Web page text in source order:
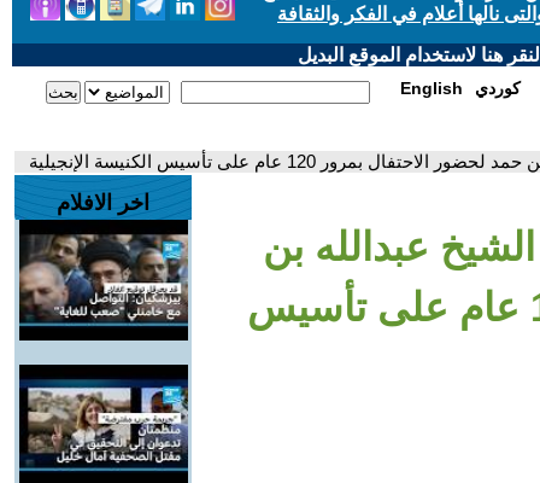
نالها أعلام في الفكر والثقافة
هنا لاستخدام الموقع البديل
English كوردي
120 عام على تأسيس الكنيسة الإنجيلية
عبدالله بن
حمد لحضور الاحتفال بمرور 120 عام على تأسيس
اخر الافلام